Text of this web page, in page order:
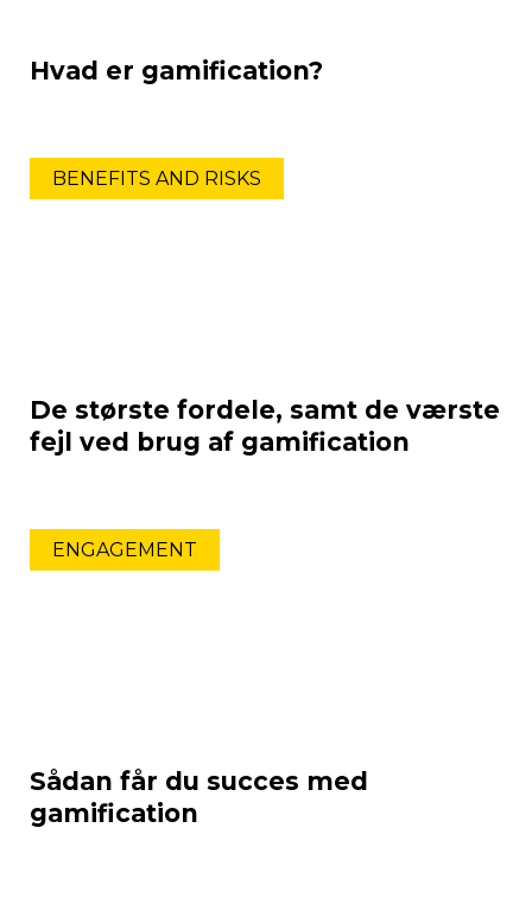
Hvad er gamification?
BENEFITS AND RISKS
De største fordele, samt de værste
fejl ved brug af gamification
ENGAGEMENT
Sådan får du succes med
gamification